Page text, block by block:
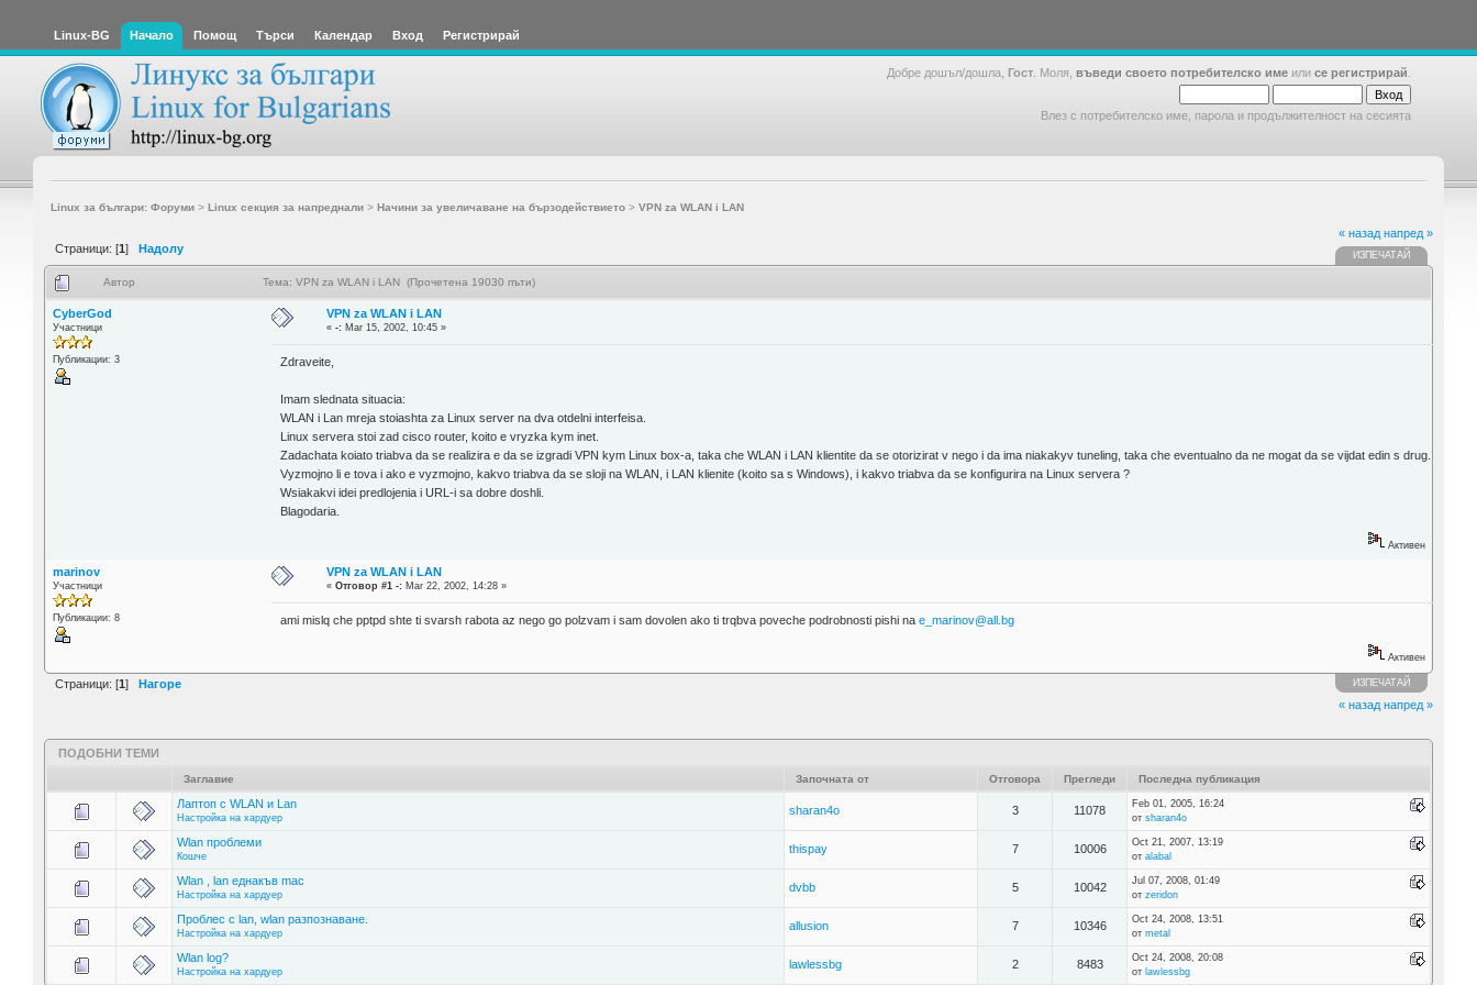
Linux-BG Начало Помощ Търси Календар Вход Регистрирай
Добре дошъл/дошла, Гост . Моля, въведи своето потребителско име или се регистрирай
Влез с потребителско име, парола и продължителност на сесията
Linux за българи: Форуми> Linux секция за напреднали> Начини за увеличаване на бързодействието> VPN za WLAN i LAN
Страници: [1] Надолу
« назад напред »
ИЗПЕЧАТАЙ
Автор Тема: VPN za WLAN i LAN (Прочетена 19030 пъти)
CyberGod
Участници
Публикации: 3
VPN za WLAN i LAN
«-: Mar 15, 2002, 10:45 »
Zdraveite,
Imam slednata situacia:
WLAN i Lan mreja stoiashta za Linux server na dva otdelni interfeisa.
Linux servera stoi zad cisco router, koito e vryzka kym inet.
Zadachata koiato triabva da se realizira e da se izgradi VPN kym Linux box-a, taka che WLAN i LAN klientite da se otorizirat v nego i da ima niakakyv tuneling, taka che eventualno da ne mogat da se vijdat edin s drug.
Vyzmojno li e tova i ako e vyzmojno, kakvo triabva da se sloji na WLAN, i LAN klienite (koito sa s Windows), i kakvo triabva da se konfigurira na Linux servera ?
Wsiakakvi idei predlojenia i URL-i sa dobre doshli.
Blagodaria.
Активен
marinov
Участници
Публикации: 8
VPN za WLAN i LAN
«Отговор #1 -: Mar 22, 2002, 14:28 »
ami mislq che pptpd shte ti svarsh rabota az nego go polzvam i sam dovolen ako ti trqbva poveche podrobnosti pishi nae_marinov@all.bg
Активен
Страници: [1] Нагоре ИЗПЕЧАТАЙ
« назад напред »
ПОДОБНИ ТЕМИ
Заглавие Започната от Отговора Прегледи Последна публикация
Лаптоп с WLAN и Lan
Настройка на хардуер
sharan4o 3 11078
Feb 01, 2005, 16:24
от sharan4o
Wlan проблеми
Кошче
thispay 7 10006
Oct 21, 2007, 13:19
от alabal
Wlan , lan еднакъв mac
Настройка на хардуер
dvbb 5 10042
Jul 07, 2008, 01:49
от zeridon
Проблес с lan, wlan разпознаване.
Настройка на хардуер
allusion 7 10346
Oct 24, 2008, 13:51
от metal
Wlan log?
Настройка на хардуер
lawlessbg 2 8483
Oct 24, 2008, 20:08
от lawlessbg